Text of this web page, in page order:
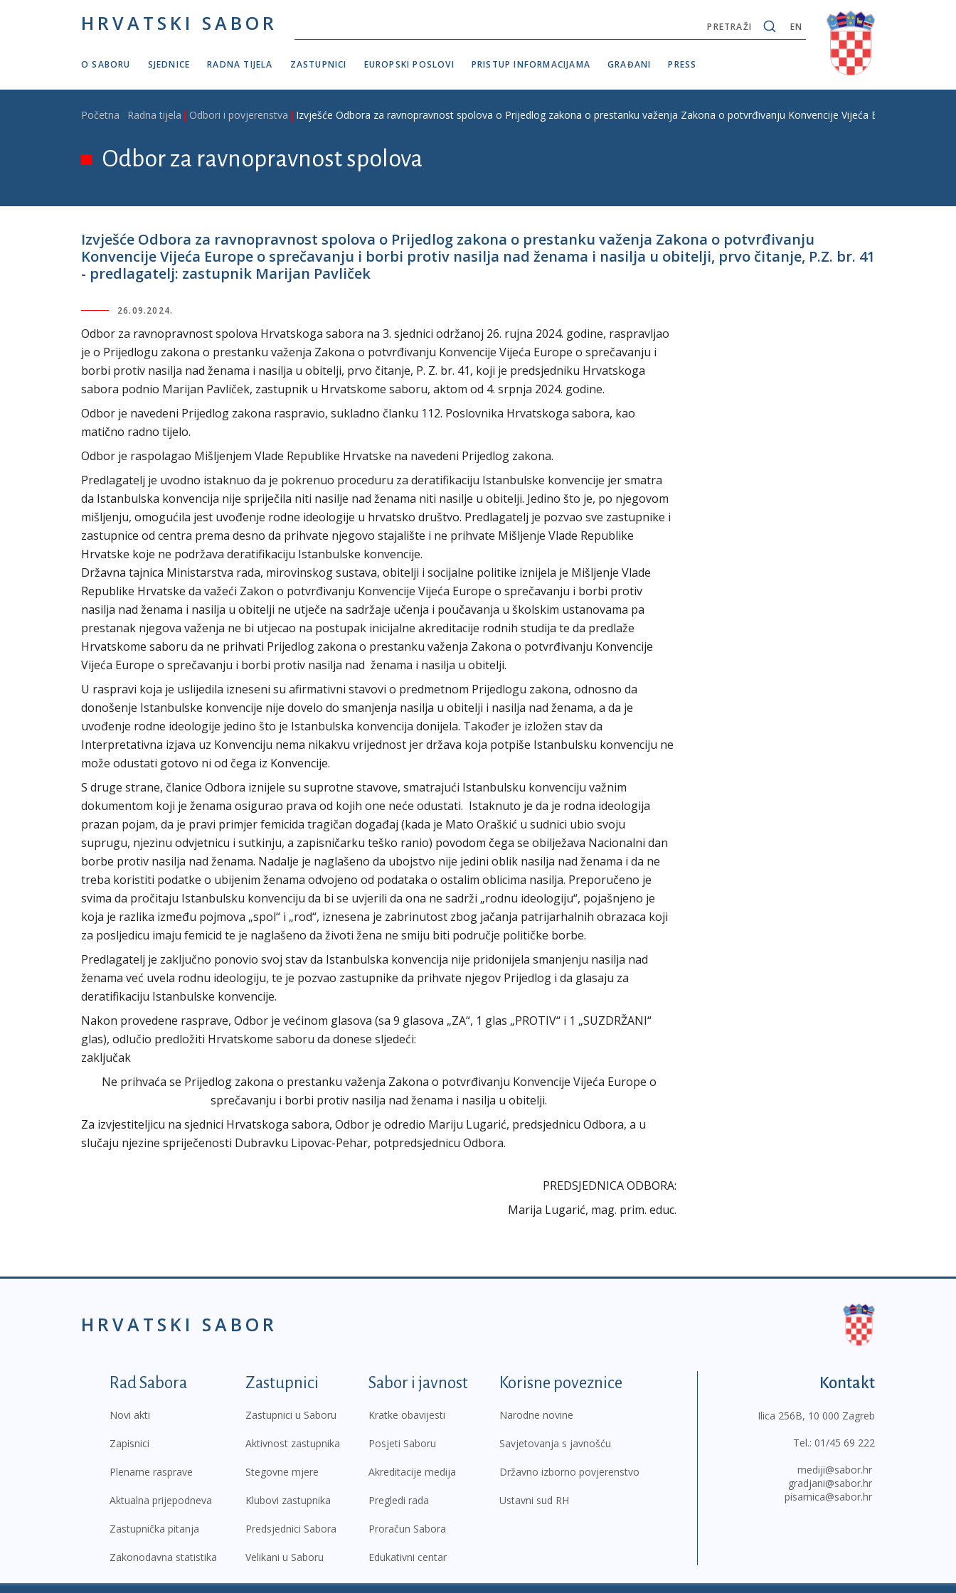
HRVATSKI SABOR EN
PRETRAŽI
O SABORU SJEDNICE RADNA TIJELA ZASTUPNICI EUROPSKI POSLOVI PRISTUP INFORMACIJAMA GRAĐANI PRESS
Breadcrumb
Početna Radna tijela Odbori i povjerenstva Izvješće Odbora za ravnopravnost spolova o Prijedlog zakona o prestanku važenja Zakona o potvrđivanju Konvencije Vijeća Europe o
Odbor za ravnopravnost spolova
Izvješće Odbora za ravnopravnost spolova o Prijedlog zakona o prestanku važenja Zakona o potvrđivanju
Konvencije Vijeća Europe o sprečavanju i borbi protiv nasilja nad ženama i nasilja u obitelji, prvo čitanje, P.Z. br. 41
- predlagatelj: zastupnik Marijan Pavliček
26.09.2024.
Odbor za ravnopravnost spolova Hrvatskoga sabora na 3. sjednici održanoj 26. rujna 2024. godine, raspravljao
je o Prijedlogu zakona o prestanku važenja Zakona o potvrđivanju Konvencije Vijeća Europe o sprečavanju i
borbi protiv nasilja nad ženama i nasilja u obitelji, prvo čitanje, P. Z. br. 41, koji je predsjedniku Hrvatskoga
sabora podnio Marijan Pavliček, zastupnik u Hrvatskome saboru, aktom od 4. srpnja 2024. godine.
Odbor je navedeni Prijedlog zakona raspravio, sukladno članku 112. Poslovnika Hrvatskoga sabora, kao
matično radno tijelo.
Odbor je raspolagao Mišljenjem Vlade Republike Hrvatske na navedeni Prijedlog zakona.
Predlagatelj je uvodno istaknuo da je pokrenuo proceduru za deratifikaciju Istanbulske konvencije jer smatra
da Istanbulska konvencija nije spriječila niti nasilje nad ženama niti nasilje u obitelji. Jedino što je, po njegovom
mišljenju, omogućila jest uvođenje rodne ideologije u hrvatsko društvo. Predlagatelj je pozvao sve zastupnike i
zastupnice od centra prema desno da prihvate njegovo stajalište i ne prihvate Mišljenje Vlade Republike
Hrvatske koje ne podržava deratifikaciju Istanbulske konvencije.
Državna tajnica Ministarstva rada, mirovinskog sustava, obitelji i socijalne politike iznijela je Mišljenje Vlade
Republike Hrvatske da važeći Zakon o potvrđivanju Konvencije Vijeća Europe o sprečavanju i borbi protiv
nasilja nad ženama i nasilja u obitelji ne utječe na sadržaje učenja i poučavanja u školskim ustanovama pa
prestanak njegova važenja ne bi utjecao na postupak inicijalne akreditacije rodnih studija te da predlaže
Hrvatskome saboru da ne prihvati Prijedlog zakona o prestanku važenja Zakona o potvrđivanju Konvencije
Vijeća Europe o sprečavanju i borbi protiv nasilja nad ženama i nasilja u obitelji.
U raspravi koja je uslijedila izneseni su afirmativni stavovi o predmetnom Prijedlogu zakona, odnosno da
donošenje Istanbulske konvencije nije dovelo do smanjenja nasilja u obitelji i nasilja nad ženama, a da je
uvođenje rodne ideologije jedino što je Istanbulska konvencija donijela. Također je izložen stav da
Interpretativna izjava uz Konvenciju nema nikakvu vrijednost jer država koja potpiše Istanbulsku konvenciju ne
može odustati gotovo ni od čega iz Konvencije.
S druge strane, članice Odbora iznijele su suprotne stavove, smatrajući Istanbulsku konvenciju važnim
dokumentom koji je ženama osigurao prava od kojih one neće odustati. Istaknuto je da je rodna ideologija
prazan pojam, da je pravi primjer femicida tragičan događaj (kada je Mato Oraškić u sudnici ubio svoju
suprugu, njezinu odvjetnicu i sutkinju, a zapisničarku teško ranio) povodom čega se obilježava Nacionalni dan
borbe protiv nasilja nad ženama. Nadalje je naglašeno da ubojstvo nije jedini oblik nasilja nad ženama i da ne
treba koristiti podatke o ubijenim ženama odvojeno od podataka o ostalim oblicima nasilja. Preporučeno je
svima da pročitaju Istanbulsku konvenciju da bi se uvjerili da ona ne sadrži „rodnu ideologiju“, pojašnjeno je
koja je razlika između pojmova „spol“ i „rod“, iznesena je zabrinutost zbog jačanja patrijarhalnih obrazaca koji
za posljedicu imaju femicid te je naglašeno da životi žena ne smiju biti područje političke borbe.
Predlagatelj je zaključno ponovio svoj stav da Istanbulska konvencija nije pridonijela smanjenju nasilja nad
ženama već uvela rodnu ideologiju, te je pozvao zastupnike da prihvate njegov Prijedlog i da glasaju za
deratifikaciju Istanbulske konvencije.
Nakon provedene rasprave, Odbor je većinom glasova (sa 9 glasova „ZA“, 1 glas „PROTIV“ i 1 „SUZDRŽANI“
glas), odlučio predložiti Hrvatskome saboru da donese sljedeći:
zaključak
Ne prihvaća se Prijedlog zakona o prestanku važenja Zakona o potvrđivanju Konvencije Vijeća Europe o
sprečavanju i borbi protiv nasilja nad ženama i nasilja u obitelji.
Za izvjestiteljicu na sjednici Hrvatskoga sabora, Odbor je odredio Mariju Lugarić, predsjednicu Odbora, a u
slučaju njezine spriječenosti Dubravku Lipovac-Pehar, potpredsjednicu Odbora.
PREDSJEDNICA ODBORA:
Marija Lugarić, mag. prim. educ.
HRVATSKI SABOR
Podnožje prvi izbornik
Rad Sabora
Novi akti
Zapisnici
Plenarne rasprave
Aktualna prijepodneva
Zastupnička pitanja
Zakonodavna statistika
Zastupnici
Zastupnici u Saboru
Aktivnost zastupnika
Stegovne mjere
Klubovi zastupnika
Predsjednici Sabora
Velikani u Saboru
Sabor i javnost
Kratke obavijesti
Posjeti Saboru
Akreditacije medija
Pregledi rada
Proračun Sabora
Edukativni centar
Korisne poveznice
Narodne novine
Savjetovanja s javnošću
Državno izborno povjerenstvo
Ustavni sud RH
Kontakt
Ilica 256B, 10 000 Zagreb
Tel.: 01/45 69 222
mediji@sabor.hr
gradjani@sabor.hr
pisarnica@sabor.hr